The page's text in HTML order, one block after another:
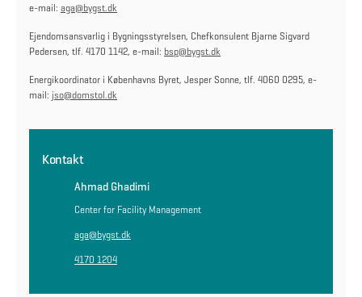
e-mail: aga@bygst.dk
Ejendomsansvarlig i Bygningsstyrelsen, Chefkonsulent Bjarne Sigvard
Pedersen, tlf. 4170 1142, e-mail: bsp@bygst.dk
Energikoordinator i Københavns Byret, Jesper Sonne, tlf. 4060 0295, e-
mail: jso@domstol.dk
Kontakt
Ahmad Ghadimi
Center for Facility Management
aga@bygst.dk
4170 1204